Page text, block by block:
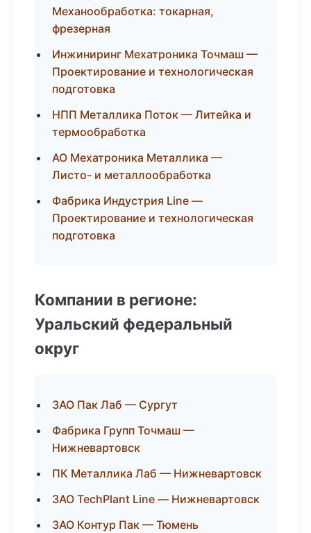
Механообработка: токарная,
фрезерная
Инжиниринг Мехатроника Точмаш —
Проектирование и технологическая
подготовка
НПП Металлика Поток — Литейка и
термообработка
АО Мехатроника Металлика —
Листо- и металлообработка
Фабрика Индустрия Line —
Проектирование и технологическая
подготовка
Компании в регионе:
Уральский федеральный
округ
ЗАО Пак Лаб — Сургут
Фабрика Групп Точмаш —
Нижневартовск
ПК Металлика Лаб — Нижневартовск
ЗАО TechPlant Line — Нижневартовск
ЗАО Контур Пак — Тюмень